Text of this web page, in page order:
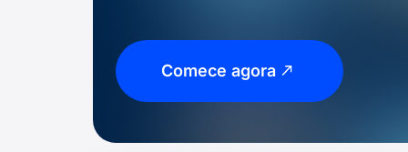
Comece agora